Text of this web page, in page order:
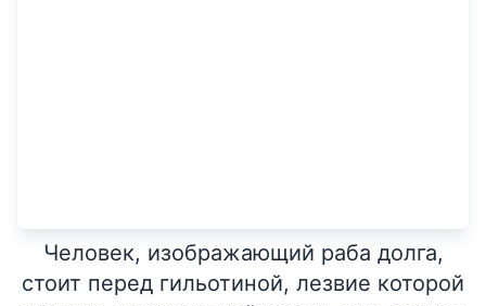
Человек, изображающий раба долга,
стоит перед гильотиной, лезвие которой